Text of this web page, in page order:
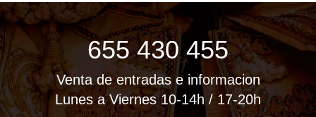
655 430 455
Venta de entradas e informacion
Lunes a Viernes 10-14h / 17-20h